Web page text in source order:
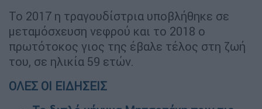
Το 2017 η τραγουδίστρια υποβλήθηκε σε
μεταμόσχευση νεφρού και το 2018 ο
πρωτότοκος γιος της έβαλε τέλος στη ζωή
του, σε ηλικία 59 ετών.
ΟΛΕΣ ΟΙ ΕΙΔΗΣΕΙΣ